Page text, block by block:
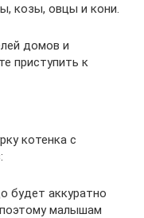
козы, овцы и кони.
домов и
приступить к
котенка с
будет аккуратно
малышам